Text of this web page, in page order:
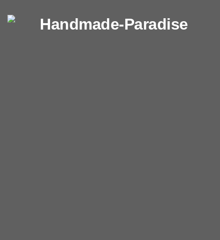
Перейти к содержимому